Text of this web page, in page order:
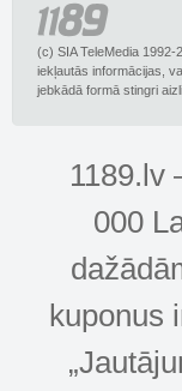
(c) SIA TeleMedia
iekļautās informācijas,
jebkādā formā stingri
1189.lv
000
kuponus